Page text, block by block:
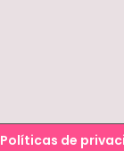
Políticas de